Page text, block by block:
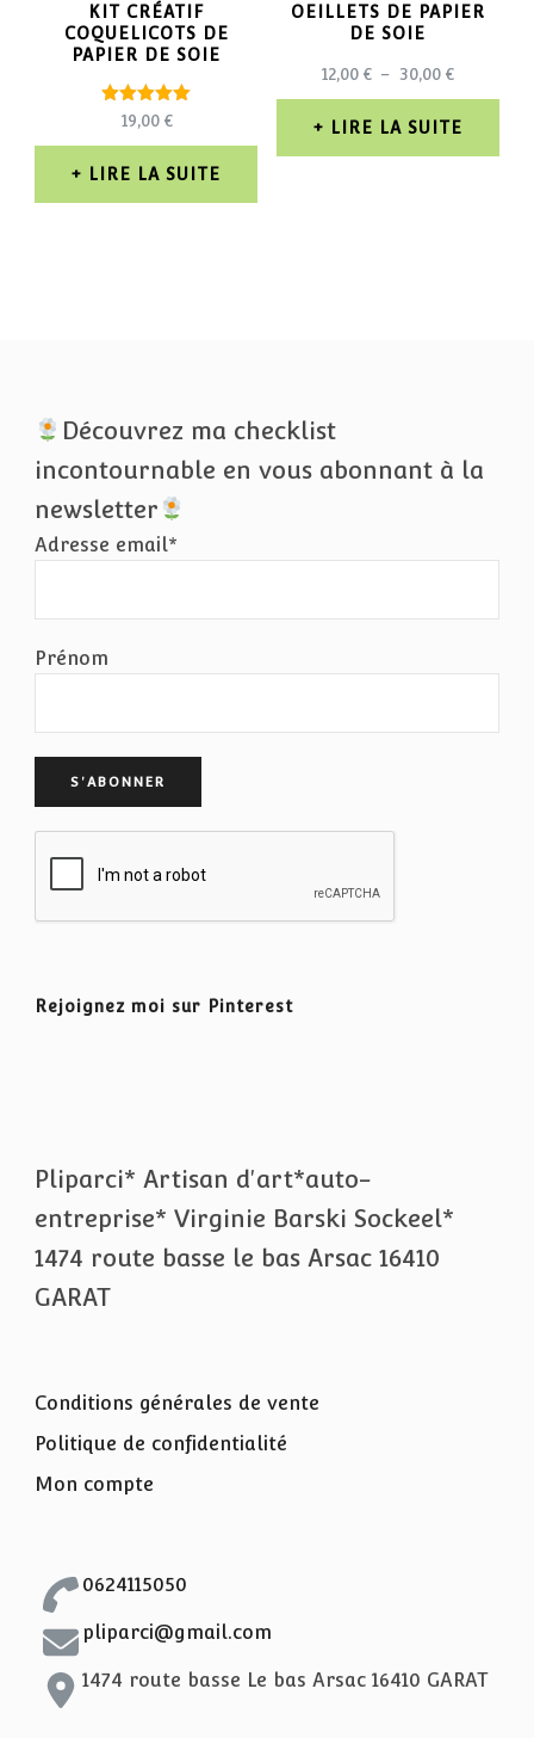
KIT CRÉATIF
COQUELICOTS DE
PAPIER DE SOIE
Note
5.00
sur 5
19,00 €
LIRE LA SUITE
OEILLETS DE PAPIER
DE SOIE
12,00€ – 30,00€PLAGE
DE
PRIX :
LIRE LA SUITE
Découvrez ma checklist
incontournable en vous abonnant à la
newsletter
Adresse email*
Prénom
Rejoignez moi sur Pinterest
Pliparci* Artisan d'art*auto-
entreprise* Virginie Barski Sockeel*
1474 route basse le bas Arsac 16410
GARAT
Conditions générales de vente
Politique de confidentialité
Mon compte
0624115050
pliparci@gmail.com
1474 route basse Le bas Arsac 16410 GARAT